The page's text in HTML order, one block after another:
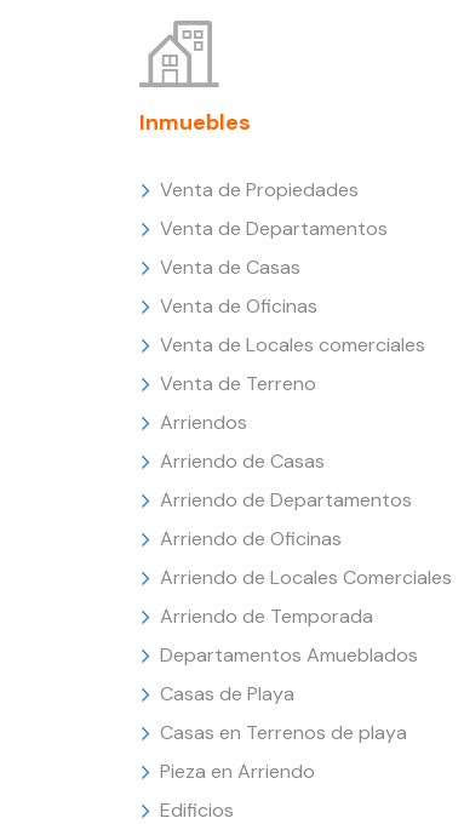
Inmuebles
Venta de Propiedades
Venta de Departamentos
Venta de Casas
Venta de Oficinas
Venta de Locales comerciales
Venta de Terreno
Arriendos
Arriendo de Casas
Arriendo de Departamentos
Arriendo de Oficinas
Arriendo de Locales Comerciales
Arriendo de Temporada
Departamentos Amueblados
Casas de Playa
Casas en Terrenos de playa
Pieza en Arriendo
Edificios